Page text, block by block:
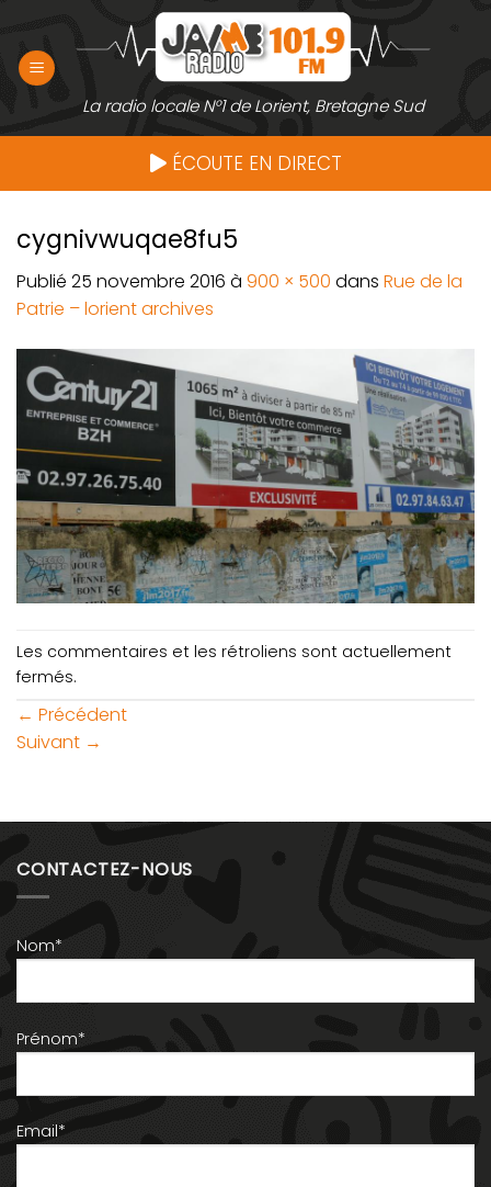
contenu
La radio locale N°1 de Lorient, Bretagne Sud
ÉCOUTE EN DIRECT
cygnivwuqae8fu5
Publié 25 novembre 2016 à 900 × 500 dans Rue de la
Patrie – lorient archives
Les commentaires et les rétroliens sont actuellement
fermés.
← Précédent
Suivant →
CONTACTEZ-NOUS
Nom*
Prénom*
Email*